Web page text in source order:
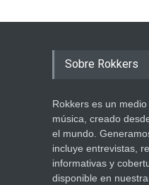
Sobre Rokkers
Rokkers es un
música, creado
el mundo.
incluye entrevistas,
informativas y
disponible en